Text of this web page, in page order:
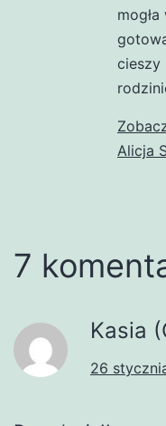
cieszy
Alicja
7
Kasia
26